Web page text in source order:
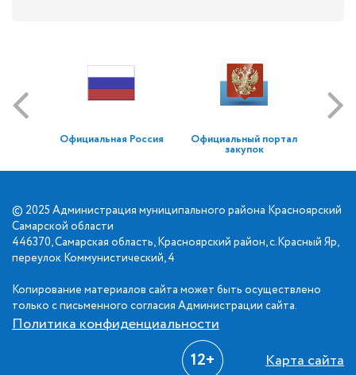
Официальная Россия Официальный портал
закупок
© 2025 Администрация муниципального района Красноярский
Самарской области
446370, Самарская область, Красноярский район, с.Красный Яр,
переулок Коммунистический, 4
Копирование материалов сайта может быть осуществлено
только с письменного согласия Администрации сайта.
Политика конфиденциальности
12+ Карта сайта